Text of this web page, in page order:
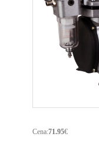
Cena:71.95€